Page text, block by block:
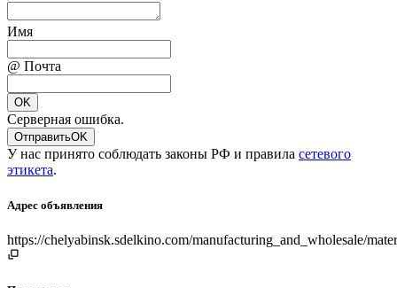
Имя
@ Почта
OK
Серверная ошибка.
ОтправитьOK
У нас принято соблюдать законы РФ и правила сетевого
этикета.
Адрес объявления
https://chelyabinsk.sdelkino.com/manufacturing_and_wholesale/